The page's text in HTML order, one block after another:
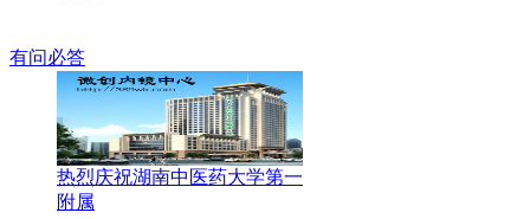
有问必答
热烈庆祝湖南中医药大学第一
附属